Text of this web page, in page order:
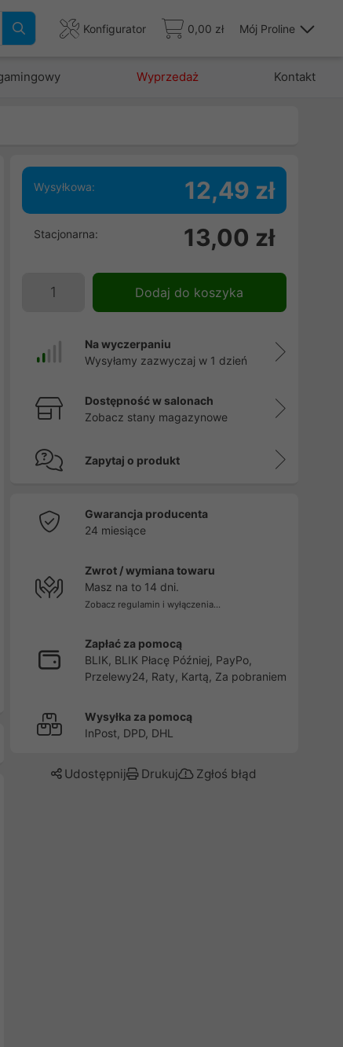
Konfigurator 0,00 zł Mój Proline
Wyprzedaż Kontakt
Wysyłkowa: 12,49 zł
Stacjonarna: 13,00 zł
Dodaj do koszyka
Na wyczerpaniu
Wysyłamy zazwyczaj w 1 dzień
Dostępność w salonach
Zobacz stany magazynowe
Zapytaj o produkt
Gwarancja producenta
24 miesiące
Zwrot / wymiana towaru
Masz na to 14 dni.
Zobacz regulamin i wyłączenia...
Zapłać za pomocą
BLIK, BLIK Płacę Później, PayPo,
Przelewy24, Raty, Kartą, Za pobraniem
Wysyłka za pomocą
InPost, DPD, DHL
Udostępnij Drukuj Zgłoś błąd